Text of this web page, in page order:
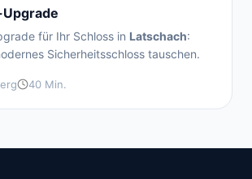
für Ihr Schloss in Latschach:
Sicherheitsschloss tauschen.
40 Min.